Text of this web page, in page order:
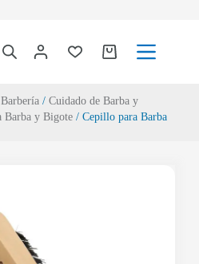
/ Cuidado de Barba y
Barba y Bigote/ Cepillo para Barba